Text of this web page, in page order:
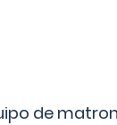
de